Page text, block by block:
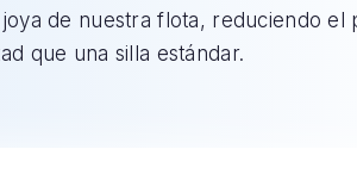
de nuestra flota, reduciendo el
que una silla estándar.